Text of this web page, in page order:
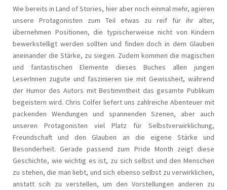
Wie bereits in Land of Stories, hier aber noch einmal mehr, agieren
unsere Protagonisten zum Teil etwas zu reif für ihr alter,
übernehmen Positionen, die typischerweise nicht von Kindern
bewerkstelligt werden sollten und finden doch in dem Glauben
aneinander die Stärke, zu siegen. Zudem kommen die magischen
und fantastischen Elemente dieses Buches allen jungen
LeserInnen zugute und faszinieren sie mit Gewissheit, während
der Humor des Autors mit Bestimmtheit das gesamte Publikum
begeistern wird. Chris Colfer liefert uns zahlreiche Abenteuer mit
packenden Wendungen und spannenden Szenen, aber auch
unseren Protagonisten viel Platz für Selbstverwirklichung,
Freundschaft und den Glauben an die eigene Stärke und
Besonderheit. Gerade passend zum Pride Month zeigt diese
Geschichte, wie wichtig es ist, zu sich selbst und den Menschen
zu stehen, die man liebt, und sich ebenso selbst zu verwirklichen,
anstatt scih zu verstellen, um den Vorstellungen anderen zu